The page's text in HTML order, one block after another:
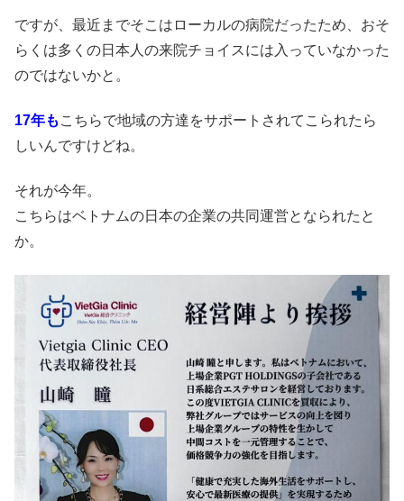
ですが、最近までそこはローカルの病院だったため、おそ
らくは多くの日本人の来院チョイスには入っていなかった
のではないかと。
17年も こちらで地域の方達をサポートされてこられたら
しいんですけどね。
それが今年。
こちらはベトナムの日本の企業の共同運営となられたと
か。